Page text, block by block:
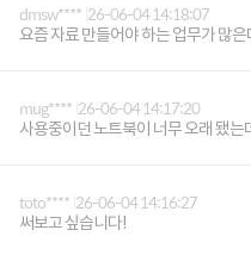
dmsw**** 26-06-04 14:18:07
요즘 자료 만들어야 하는 업무가 많
mug**** 26-06-04 14:17:20
사용중이던 노트북이 너무 오래 됐는
toto**** 26-06-04 14:16:27
써보고 싶습니다!